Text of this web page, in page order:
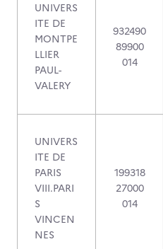
UNIVERS
ITE DE
MONTPE
LLIER
PAUL-
VALERY
932490
89900
014
UNIVERS
ITE DE
PARIS
VIII.PARI
S
VINCEN
NES
199318
27000
014